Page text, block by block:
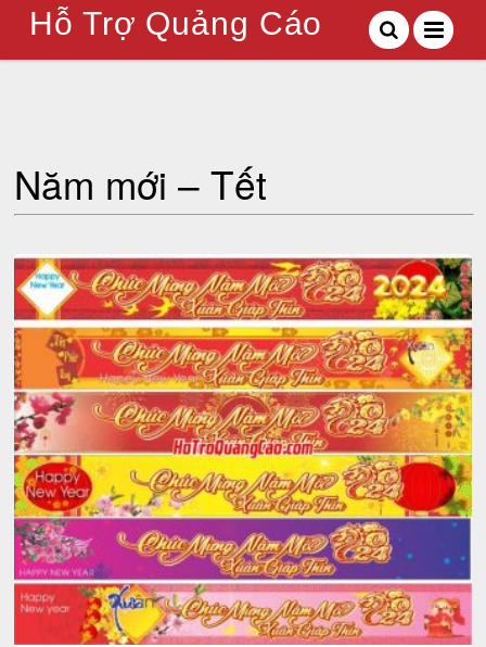
Hỗ Trợ Quảng Cáo
Năm mới – Tết